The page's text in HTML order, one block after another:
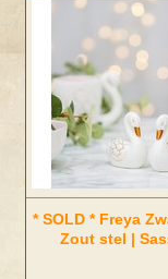
* SOLD * Freya
Zout stel |